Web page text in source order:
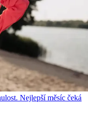
Nejlepší měsíc čeká